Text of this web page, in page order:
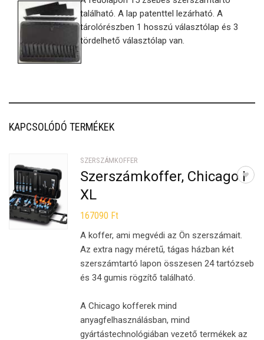
található. A lap patenttel lezárható. A
tárolórészben 1 hosszú választólap és 3
tördelhető választólap van.
KAPCSOLÓDÓ TERMÉKEK
SZERSZÁMKOFFER
Szerszámkoffer, Chicago I
XL
167090 Ft
A koffer, ami megvédi az Ön szerszámait.
Az extra nagy méretű, tágas házban két
szerszámtartó lapon összesen 24 tartózseb
és 34 gumis rögzítő található.
A Chicago kofferek mind
anyagfelhasználásban, mind
gyártástechnológiában vezető termékek az